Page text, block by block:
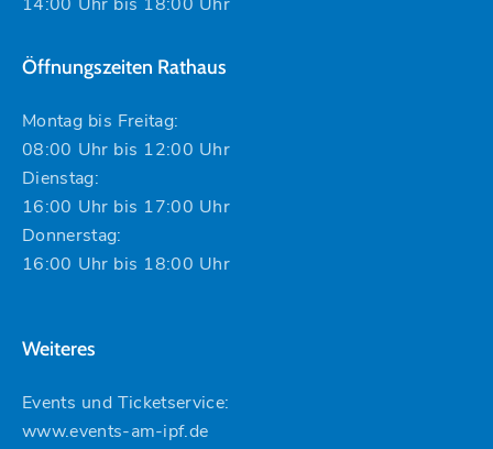
Öffnungszeiten Rathaus
Montag bis Freitag:
08:00 Uhr bis 12:00 Uhr
Dienstag:
16:00 Uhr bis 17:00 Uhr
Donnerstag:
16:00 Uhr bis 18:00 Uhr
Weiteres
Events und Ticketservice:
www.events-am-ipf.de